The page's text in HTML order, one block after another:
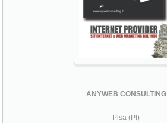
ANYWEB CONSULTING
Pisa (PI)